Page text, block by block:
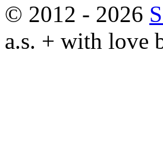
© 2012 - 2026
a.s. + with love